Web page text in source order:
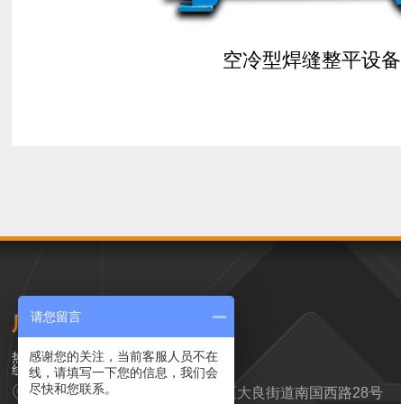
空冷型焊缝整平设备
广东汉高科技有限公司
0757-25637818
营销中心：广东省佛山市顺德区大良街道南国西路28号
请您留言
感谢您的关注，当前客服人员不在
线，请填写一下您的信息，我们会
尽快和您联系。